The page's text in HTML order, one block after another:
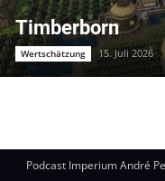
Timberborn
Wertschätzung 15. Juli 2026
Podcast Imperium André